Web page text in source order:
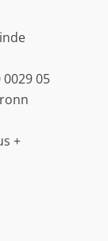
0029 05
+